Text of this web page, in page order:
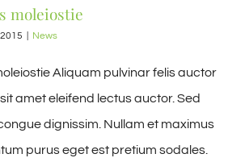
moleiostie
News
Aliquam pulvinar felis auctor
amet eleifend lectus auctor. Sed
dignissim. Nullam et maximus
purus eget est pretium sodales.